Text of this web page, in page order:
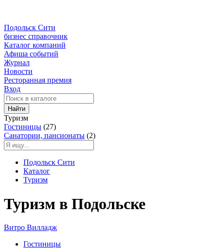
Подольск Сити
бизнес справочник
Каталог компаний
Афиша событий
Журнал
Новости
Ресторанная премия
Вход
Найти
Туризм
Гостиницы (27)
Санатории, пансионаты (2)
Подольск Сити
Каталог
Туризм
Туризм в Подольске
Витро Вилладж
Гостиницы